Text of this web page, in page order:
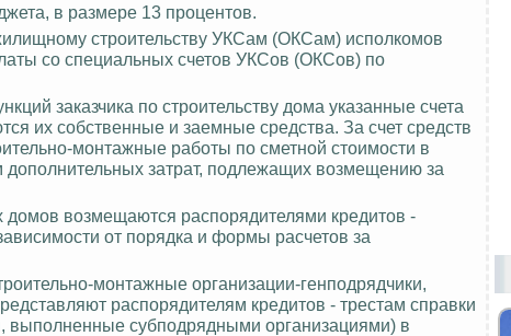
в размере 13 процентов.
строительству УКСам (ОКСам) исполкомов
со специальных счетов УКСов (ОКСов) по
заказчика по строительству дома указанные счета
их собственные и заемные средства. За счет средств
монтажные работы по сметной стоимости в
затрат, подлежащих возмещению за
домов возмещаются распорядителями кредитов -
от порядка и формы расчетов за
монтажные организации-генподрядчики,
распорядителям кредитов - трестам справки
субподрядными организациями) в